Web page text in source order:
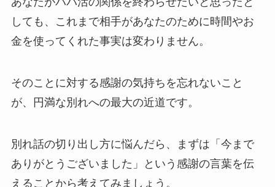
しても、これまで相手があなたのために時間やお
金を使ってくれた事実は変わりません。
そのことに対する感謝の気持ちを忘れないこと
が、円満な別れへの最大の近道です。
別れ話の切り出し方に悩んだら、まずは「今まで
ありがとうございました」という感謝の言葉を伝
えることから考えてみましょう。